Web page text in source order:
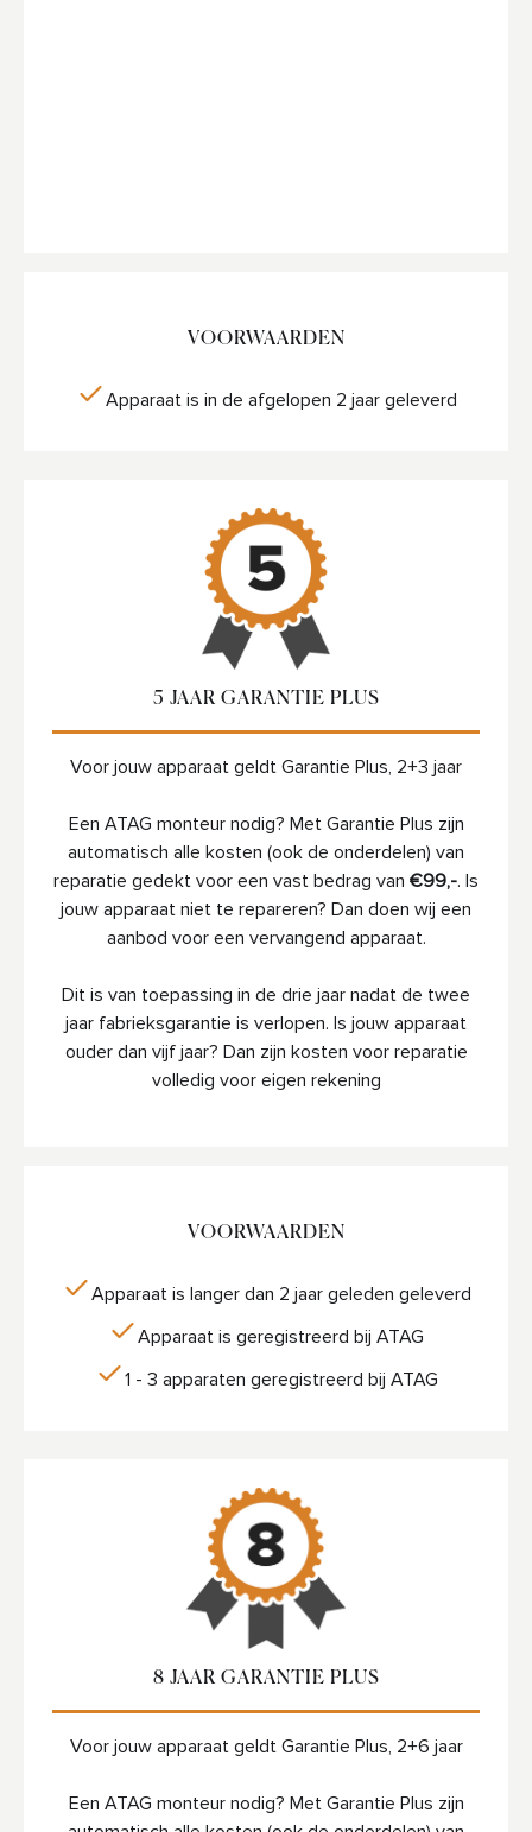
VOORWAARDEN
Apparaat is in de afgelopen 2 jaar geleverd
5 JAAR GARANTIE PLUS
Voor jouw apparaat geldt Garantie Plus, 2+3 jaar
Een ATAG monteur nodig? Met Garantie Plus zijn
automatisch alle kosten (ook de onderdelen) van
reparatie gedekt voor een vast bedrag van €99,-. Is
jouw apparaat niet te repareren? Dan doen wij een
aanbod voor een vervangend apparaat.
Dit is van toepassing in de drie jaar nadat de twee
jaar fabrieksgarantie is verlopen. Is jouw apparaat
ouder dan vijf jaar? Dan zijn kosten voor reparatie
volledig voor eigen rekening
VOORWAARDEN
Apparaat is langer dan 2 jaar geleden geleverd
Apparaat is geregistreerd bij ATAG
1 - 3 apparaten geregistreerd bij ATAG
8 JAAR GARANTIE PLUS
Voor jouw apparaat geldt Garantie Plus, 2+6 jaar
Een ATAG monteur nodig? Met Garantie Plus zijn